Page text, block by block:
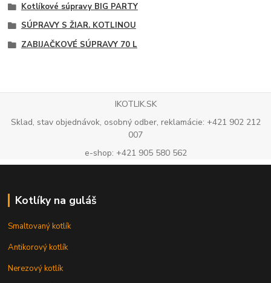
Kotlíkové súpravy BIG PARTY
SÚPRAVY S ŽIAR. KOTLINOU
ZABIJAČKOVÉ SÚPRAVY 70 L
IKOTLIK.SK
Sklad, stav objednávok, osobný odber, reklamácie: +421 902 212
007
e-shop: +421 905 580 562
Kotlíky na guláš
Smaltovaný kotlík
Antikorový kotlík
Nerezový kotlík